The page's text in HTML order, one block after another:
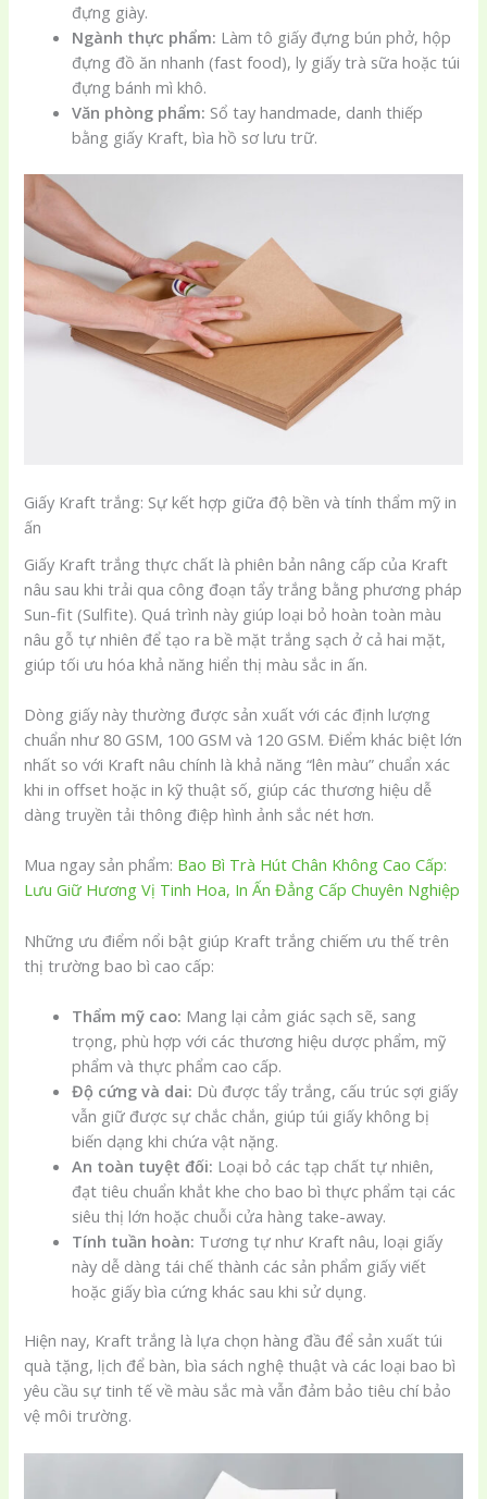
đựng giày.
Ngành thực phẩm: Làm tô giấy đựng bún phở, hộp
đựng đồ ăn nhanh (fast food), ly giấy trà sữa hoặc túi
đựng bánh mì khô.
Văn phòng phẩm: Sổ tay handmade, danh thiếp
bằng giấy Kraft, bìa hồ sơ lưu trữ.
Giấy Kraft trắng: Sự kết hợp giữa độ bền và tính thẩm mỹ in
ấn
Giấy Kraft trắng thực chất là phiên bản nâng cấp của Kraft
nâu sau khi trải qua công đoạn tẩy trắng bằng phương pháp
Sun-fit (Sulfite). Quá trình này giúp loại bỏ hoàn toàn màu
nâu gỗ tự nhiên để tạo ra bề mặt trắng sạch ở cả hai mặt,
giúp tối ưu hóa khả năng hiển thị màu sắc in ấn.
Dòng giấy này thường được sản xuất với các định lượng
chuẩn như 80 GSM, 100 GSM và 120 GSM. Điểm khác biệt lớn
nhất so với Kraft nâu chính là khả năng “lên màu” chuẩn xác
khi in offset hoặc in kỹ thuật số, giúp các thương hiệu dễ
dàng truyền tải thông điệp hình ảnh sắc nét hơn.
Mua ngay sản phẩm: Bao Bì Trà Hút Chân Không Cao Cấp:
Lưu Giữ Hương Vị Tinh Hoa, In Ấn Đẳng Cấp Chuyên Nghiệp
Những ưu điểm nổi bật giúp Kraft trắng chiếm ưu thế trên
thị trường bao bì cao cấp:
Thẩm mỹ cao: Mang lại cảm giác sạch sẽ, sang
trọng, phù hợp với các thương hiệu dược phẩm, mỹ
phẩm và thực phẩm cao cấp.
Độ cứng và dai: Dù được tẩy trắng, cấu trúc sợi giấy
vẫn giữ được sự chắc chắn, giúp túi giấy không bị
biến dạng khi chứa vật nặng.
An toàn tuyệt đối: Loại bỏ các tạp chất tự nhiên,
đạt tiêu chuẩn khắt khe cho bao bì thực phẩm tại các
siêu thị lớn hoặc chuỗi cửa hàng take-away.
Tính tuần hoàn: Tương tự như Kraft nâu, loại giấy
này dễ dàng tái chế thành các sản phẩm giấy viết
hoặc giấy bìa cứng khác sau khi sử dụng.
Hiện nay, Kraft trắng là lựa chọn hàng đầu để sản xuất túi
quà tặng, lịch để bàn, bìa sách nghệ thuật và các loại bao bì
yêu cầu sự tinh tế về màu sắc mà vẫn đảm bảo tiêu chí bảo
vệ môi trường.